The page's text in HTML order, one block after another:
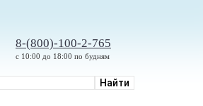
8-(800)-100-2-765
с 10:00 до 18:00 по будням